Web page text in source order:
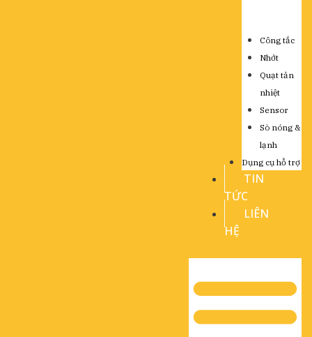
Công tắc
Nhớt
Quạt tản
nhiệt
Sensor
Sò nóng &
lạnh
Dụng cụ hỗ trợ
TIN
TỨC
LIÊN
HỆ